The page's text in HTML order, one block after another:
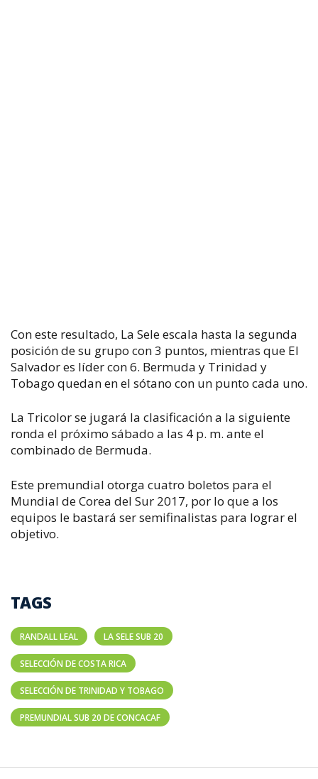
Con este resultado, La Sele escala hasta la segunda
posición de su grupo con 3 puntos, mientras que El
Salvador es líder con 6. Bermuda y Trinidad y
Tobago quedan en el sótano con un punto cada uno.
La Tricolor se jugará la clasificación a la siguiente
ronda el próximo sábado a las 4 p. m. ante el
combinado de Bermuda.
Este premundial otorga cuatro boletos para el
Mundial de Corea del Sur 2017, por lo que a los
equipos le bastará ser semifinalistas para lograr el
objetivo.
TAGS
RANDALL LEAL LA SELE SUB 20
SELECCIÓN DE COSTA RICA
SELECCIÓN DE TRINIDAD Y TOBAGO
PREMUNDIAL SUB 20 DE CONCACAF